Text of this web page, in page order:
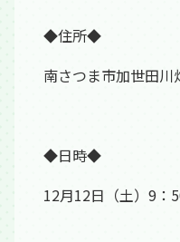
◆住所◆
南さつま市加世田川
◆日時◆
12月12日（土）9：